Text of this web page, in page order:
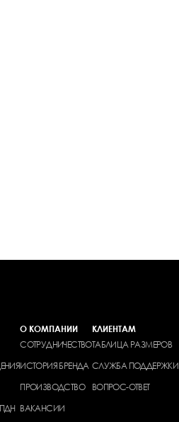
О КОМПАНИИ
СОТРУДНИЧЕСТВО
ИСТОРИЯ БРЕНДА
ПРОИЗВОДСТВО
ВАКАНСИИ
КЛИЕНТАМ
ТАБЛИЦА РАЗМЕРОВ
СЛУЖБА ПОДДЕРЖКИ
ВОПРОС-ОТВЕТ